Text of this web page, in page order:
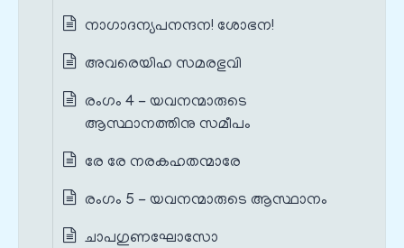
നാഗാദന്യപനന്ദന! ശോഭന!
അവരെയിഹ സമരഭുവി
രംഗം 4 - യവനന്മാരുടെ
ആസ്ഥാനത്തിനു സമീപം
രേ രേ നരകഹതന്മാരേ
രംഗം 5 - യവനന്മാരുടെ ആസ്ഥാനം
ചാപഗുണഘോസോ